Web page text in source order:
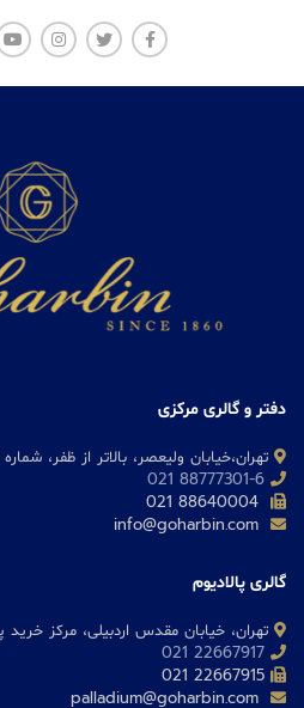
دفتر و گالری مرکزی
تهران،خیابان ولیعصر، بالاتر از ظفر، شماره 2553
88777301-6 021
گالری پالادیوم
تهران، خیابان مقدس اردبیلی، مرکز خرید
22667917 021